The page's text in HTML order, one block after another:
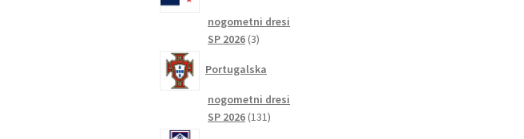
nogometni dresi
SP 2026 33
Portugalska
nogometni dresi
SP 2026 131131